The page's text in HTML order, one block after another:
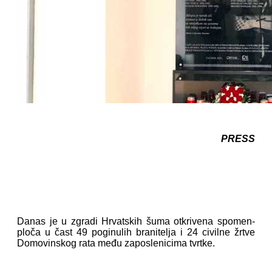
PRESS
Danas je u zgradi Hrvatskih šuma otkrivena spomen-
ploča u čast 49 poginulih branitelja i 24 civilne žrtve
Domovinskog rata među zaposlenicima tvrtke.